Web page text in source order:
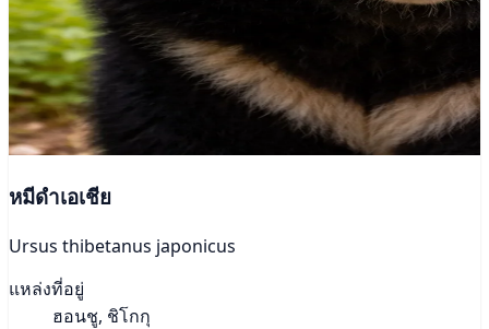
หมีดำเอเชีย
Ursus thibetanus japonicus
แหล่งที่อยู่
ฮอนชู, ชิโกกุ